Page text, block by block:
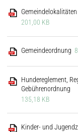
201,00 KB
Gemeindeordnung
Hundereglement,
Gebührenordnung
135,18 KB
Kinder- und